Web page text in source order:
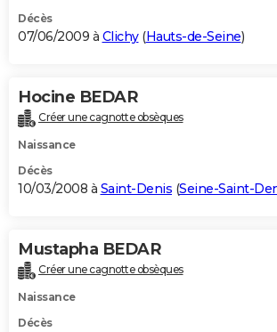
Décès
07/06/2009 à Clichy(Hauts-de-Seine)
Hocine BEDAR
Créer une cagnotte obsèques
Naissance
Décès
10/03/2008 à Saint-Denis (Seine-Saint-
Mustapha BEDAR
Créer une cagnotte obsèques
Naissance
Décès